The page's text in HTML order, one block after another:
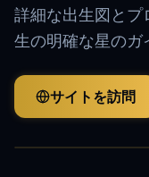
詳細な出生図とプ
生の明確な星のガ
サイトを訪問